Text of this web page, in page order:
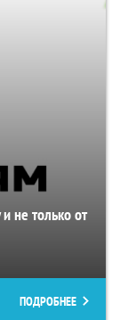
не только от
ПОДРОБНЕЕ